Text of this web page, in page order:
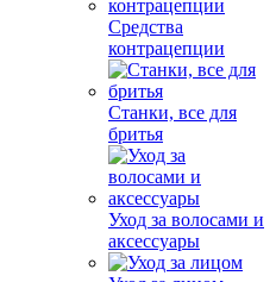
Средства
контрацепции
Станки, все для
бритья
Уход за волосами и
аксессуары